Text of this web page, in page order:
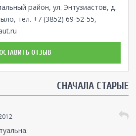
район, ул. Энтузиастов, д.
тел. +7 (3852) 69-52-55,
ОСТАВИТЬ ОТЗЫВ
СНАЧАЛА СТАРЫЕ